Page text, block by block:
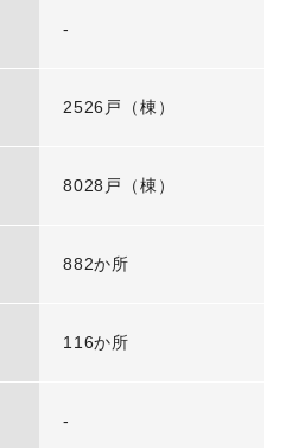
-
2526戸（棟）
8028戸（棟）
882か所
116か所
-